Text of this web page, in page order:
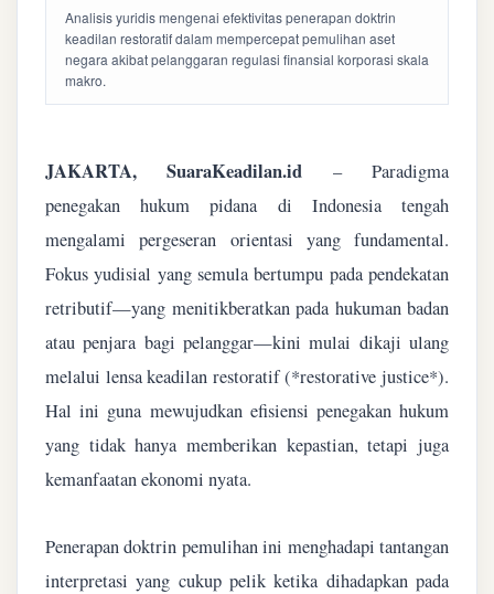
Analisis yuridis mengenai efektivitas penerapan doktrin
keadilan restoratif dalam mempercepat pemulihan aset
negara akibat pelanggaran regulasi finansial korporasi skala
makro.
JAKARTA, SuaraKeadilan.id – Paradigma
penegakan hukum pidana di Indonesia tengah
mengalami pergeseran orientasi yang fundamental.
Fokus yudisial yang semula bertumpu pada pendekatan
retributif—yang menitikberatkan pada hukuman badan
atau penjara bagi pelanggar—kini mulai dikaji ulang
melalui lensa keadilan restoratif (*restorative justice*).
Hal ini guna mewujudkan efisiensi penegakan hukum
yang tidak hanya memberikan kepastian, tetapi juga
kemanfaatan ekonomi nyata.
Penerapan doktrin pemulihan ini menghadapi tantangan
interpretasi yang cukup pelik ketika dihadapkan pada